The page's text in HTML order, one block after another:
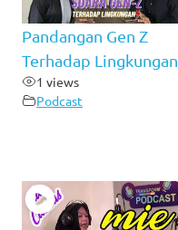
Pandangan Gen Z
Terhadap Lingkungan
1 views
Podcast